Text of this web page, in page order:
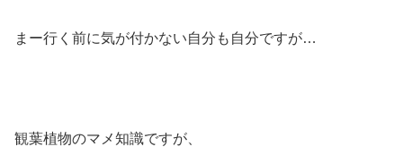
まー行く前に気が付かない自分も自分ですが…
観葉植物のマメ知識ですが、